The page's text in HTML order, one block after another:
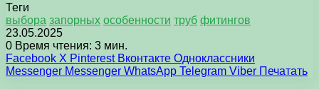
Теги
выбора запорных особенности труб фитингов
23.05.2025
0 Время чтения: 3 мин.
Facebook X Pinterest Вконтакте Одноклассники
Messenger Messenger WhatsApp Telegram Viber Печатать